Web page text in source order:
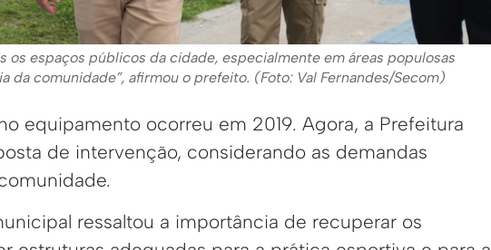
os espaços públicos da cidade, especialmente em áreas populosas
da comunidade”, afirmou o prefeito. (Foto: Val Fernandes/Secom)
equipamento ocorreu em 2019. Agora, a Prefeitura
de intervenção, considerando as demandas
ressaltou a importância de recuperar os